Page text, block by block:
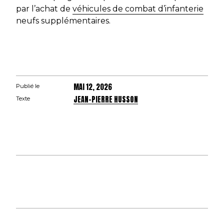
par l’achat de véhicules de combat d’infanterie
neufs supplémentaires.
Publié le MAI 12, 2026
Texte JEAN-PIERRE HUSSON